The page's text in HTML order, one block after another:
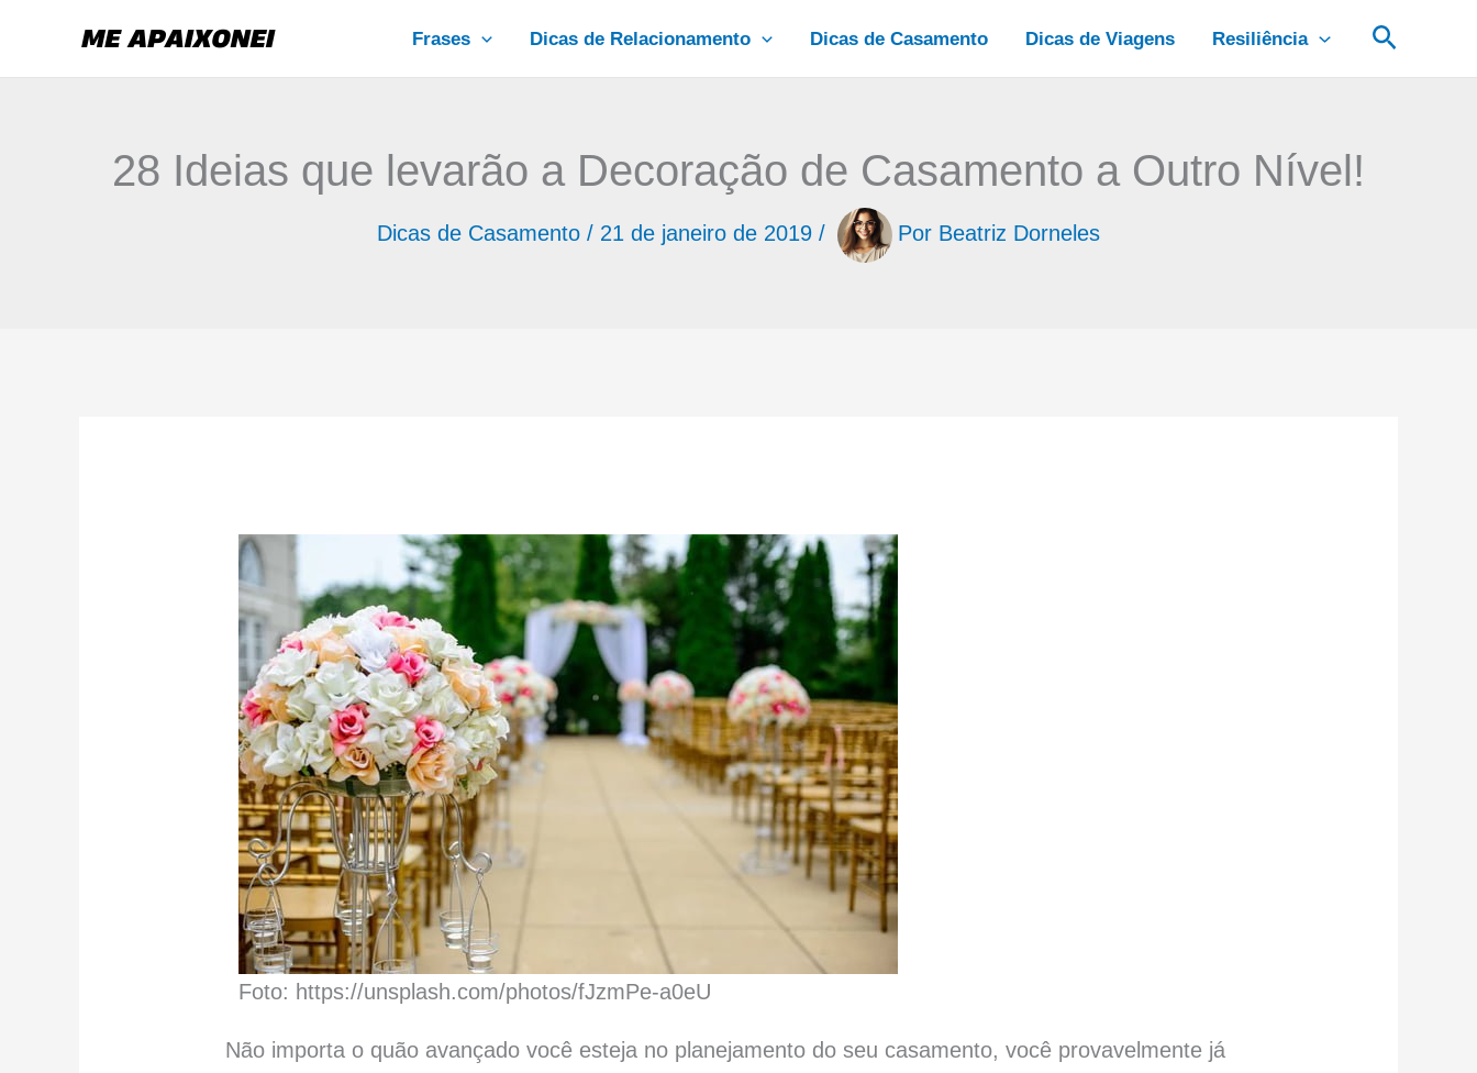
Frases Dicas de Relacionamento Dicas de Casamento Dicas de Viagens Resiliência
28 Ideias que levarão a Decoração de Casamento a Outro Nível!
Dicas de Casamento / 21 de janeiro de 2019 / Por Beatriz Dorneles
Foto: https://unsplash.com/photos/fJzmPe-a0eU
Não importa o quão avançado você esteja no planejamento do seu casamento, você provavelmente já